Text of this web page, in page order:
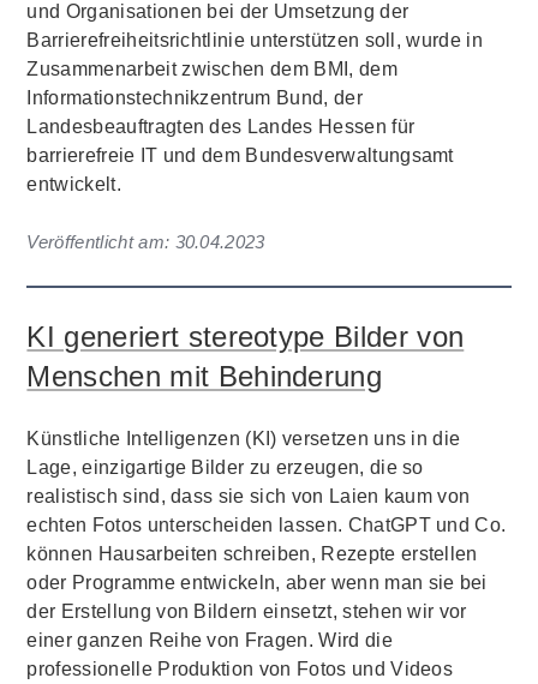
und Organisationen bei der Umsetzung der
Barrierefreiheitsrichtlinie unterstützen soll, wurde in
Zusammenarbeit zwischen dem BMI, dem
Informationstechnikzentrum Bund, der
Landesbeauftragten des Landes Hessen für
barrierefreie IT und dem Bundesverwaltungsamt
entwickelt.
Veröffentlicht am: 30.04.2023
KI generiert stereotype Bilder von
Menschen mit Behinderung
Künstliche Intelligenzen (KI) versetzen uns in die
Lage, einzigartige Bilder zu erzeugen, die so
realistisch sind, dass sie sich von Laien kaum von
echten Fotos unterscheiden lassen. ChatGPT und Co.
können Hausarbeiten schreiben, Rezepte erstellen
oder Programme entwickeln, aber wenn man sie bei
der Erstellung von Bildern einsetzt, stehen wir vor
einer ganzen Reihe von Fragen. Wird die
professionelle Produktion von Fotos und Videos